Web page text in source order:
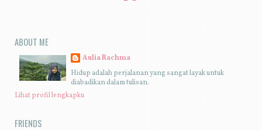
ABOUT ME
Aulia Rachma
Hidup adalah perjalanan yang sangat layak untuk
diabadikan dalam tulisan.
Lihat profil lengkapku
FRIENDS